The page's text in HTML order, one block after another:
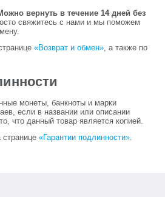
вернуть в течение 14 дней без
свяжитесь с нами и мы поможем
«Возврат и обмен», а также по
монеты, банкноты и марки
если в названии или описании
что данный товар является копией.
«Гарантии подлинности».